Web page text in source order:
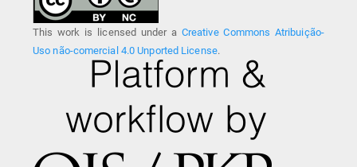
This work is licensed under a Creative Commons Atribuição-
Uso não-comercial 4.0 Unported License.